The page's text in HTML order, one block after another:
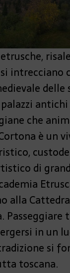
intrecciano
delle
che
è un
di
alla
Passeggiare
in un
si
toscana.